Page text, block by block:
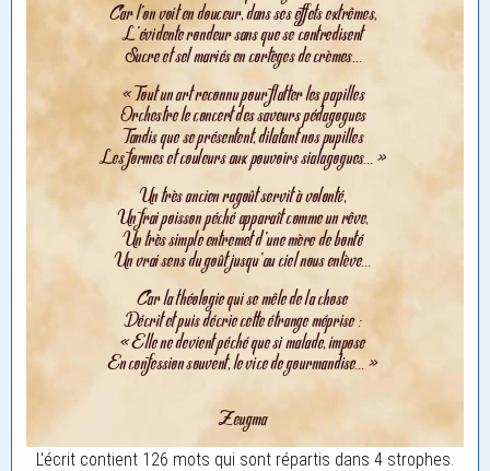
L'écrit contient 126 mots qui sont répartis dans 4 strophes.